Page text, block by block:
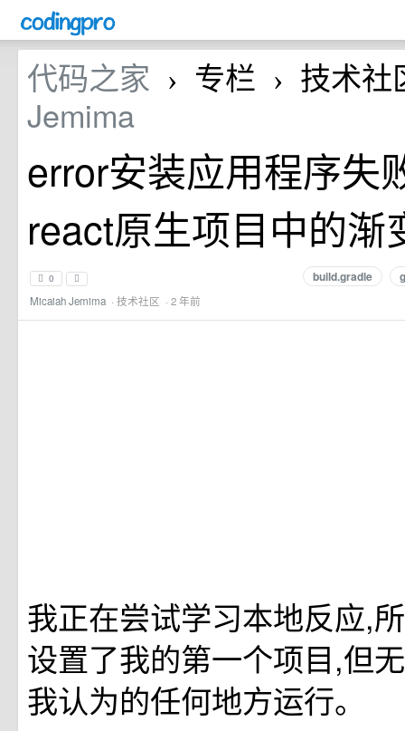
代码之家 › 专栏 › 技术
Jemima
error安装应用程序失
react原生项目中的渐
build.gradle
0
Micaiah Jemima · 技术社区 · 2 年前
我正在尝试学习本地反应,
设置了我的第一个项目,但
我认为的任何地方运行。